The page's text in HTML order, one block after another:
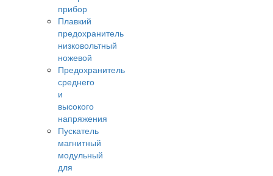
прибор
Плавкий
предохранитель
низковольтный
ножевой
Предохранитель
среднего
и
высокого
напряжения
Пускатель
магнитный
модульный
для